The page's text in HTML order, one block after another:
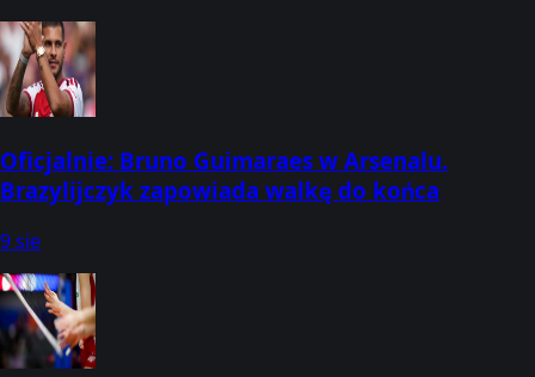
Oficjalnie: Bruno Guimaraes w Arsenalu.
Brazylijczyk zapowiada walkę do końca
9 sie